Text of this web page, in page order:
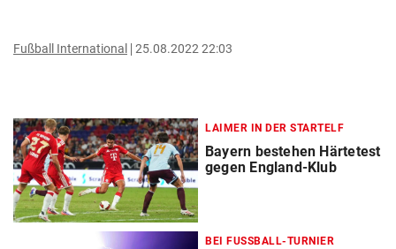
Fußball International 25.08.2022 22:03
LAIMER IN DER STARTELF
Bayern bestehen Härtetest
gegen England-Klub
BEI FUSSBALL-TURNIER